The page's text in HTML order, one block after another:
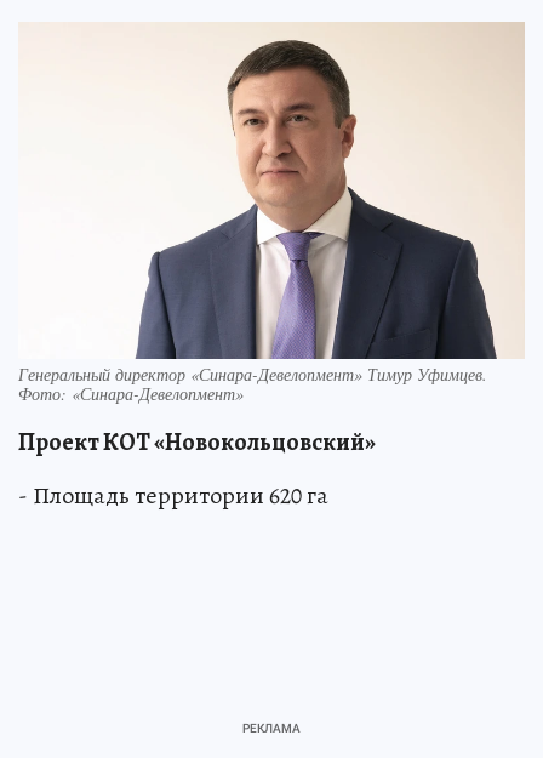
Генеральный директор «Синара-­Девелопмент» Тимур Уфимцев.
Фото: «Синара-­Девелопмент»
Проект КОТ «Новокольцовский»
- Площадь территории 620 га